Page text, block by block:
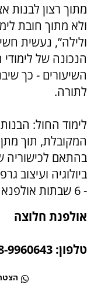
מתוך רצון לבנות
ולא מתוך חובת
ולילה”, נעשית
הנכונה של
השיעורים - כך
לתורה.
לימוד החול:
המקובלת, תוך
ביולוגיה ועיצוב
- 6 שבתות אולפנא במהלך השנה.
אולפנת חלוצה
טלפון: 08-9960643 נייד: 054-6720094